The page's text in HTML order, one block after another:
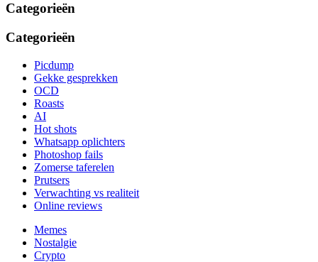
Categorieën
Categorieën
Picdump
Gekke gesprekken
OCD
Roasts
AI
Hot shots
Whatsapp oplichters
Photoshop fails
Zomerse taferelen
Prutsers
Verwachting vs realiteit
Online reviews
Memes
Nostalgie
Crypto